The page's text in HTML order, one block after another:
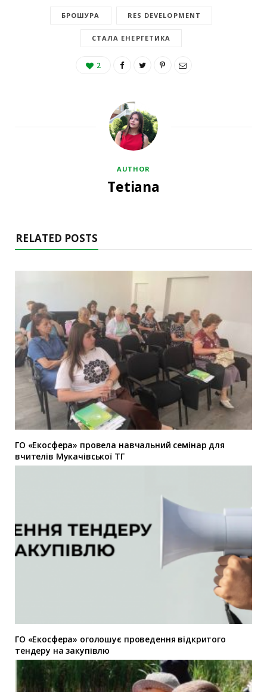
БРОШУРА RES DEVELOPMENT
СТАЛА ЕНЕРГЕТИКА
2
AUTHOR
Tetiana
RELATED POSTS
ГО «Екосфера» провела навчальний семінар для
вчителів Мукачівської ТГ
ГО «Екосфера» оголошує проведення відкритого
тендеру на закупівлю